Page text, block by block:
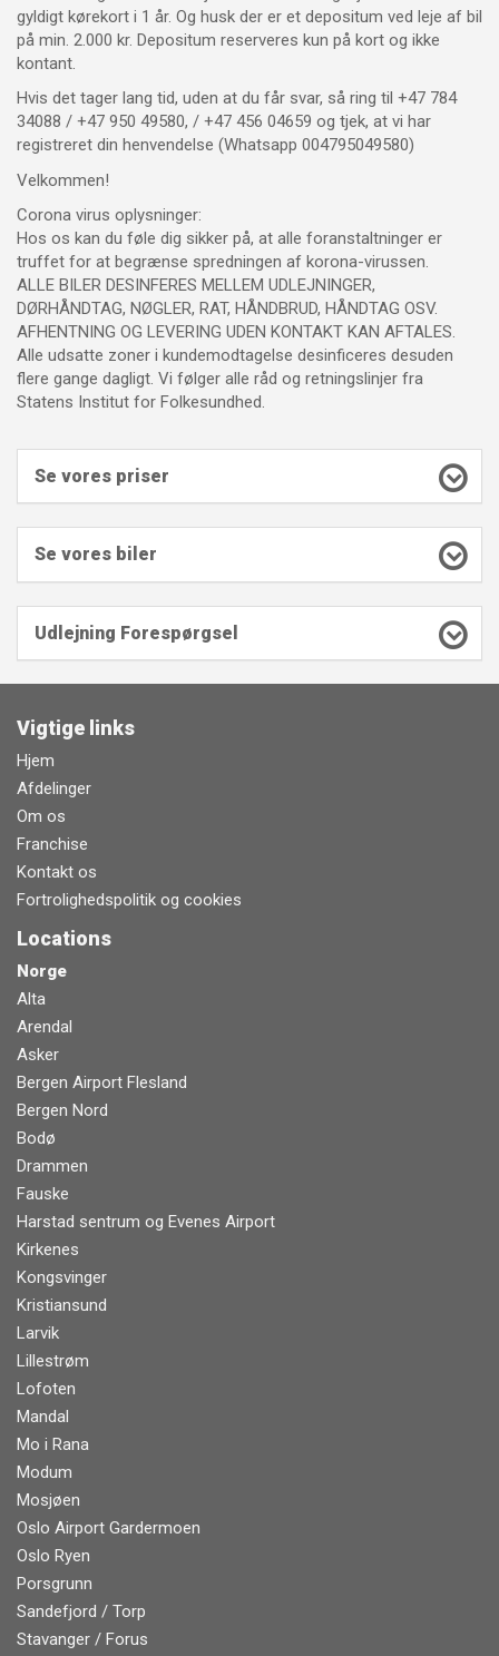
gyldigt kørekort i 1 år. Og husk der er et depositum ved leje af bil
på min. 2.000 kr. Depositum reserveres kun på kort og ikke
kontant.
Hvis det tager lang tid, uden at du får svar, så ring til +47 784
34088 / +47 950 49580, / +47 456 04659 og tjek, at vi har
registreret din henvendelse (Whatsapp 004795049580)
Velkommen!
Corona virus oplysninger:
Hos os kan du føle dig sikker på, at alle foranstaltninger er
truffet for at begrænse spredningen af ​​korona-virussen.
ALLE BILER DESINFERES MELLEM UDLEJNINGER,
DØRHÅNDTAG, NØGLER, RAT, HÅNDBRUD, HÅNDTAG OSV.
AFHENTNING OG LEVERING UDEN KONTAKT KAN AFTALES.
Alle udsatte zoner i kundemodtagelse desinficeres desuden
flere gange dagligt. Vi følger alle råd og retningslinjer fra
Statens Institut for Folkesundhed.
Se vores priser
Se vores biler
Udlejning Forespørgsel
Vigtige links
Hjem
Afdelinger
Om os
Franchise
Kontakt os
Fortrolighedspolitik og cookies
Locations
Norge
Alta
Arendal
Asker
Bergen Airport Flesland
Bergen Nord
Bodø
Drammen
Fauske
Harstad sentrum og Evenes Airport
Kirkenes
Kongsvinger
Kristiansund
Larvik
Lillestrøm
Lofoten
Mandal
Mo i Rana
Modum
Mosjøen
Oslo Airport Gardermoen
Oslo Ryen
Porsgrunn
Sandefjord / Torp
Stavanger / Forus